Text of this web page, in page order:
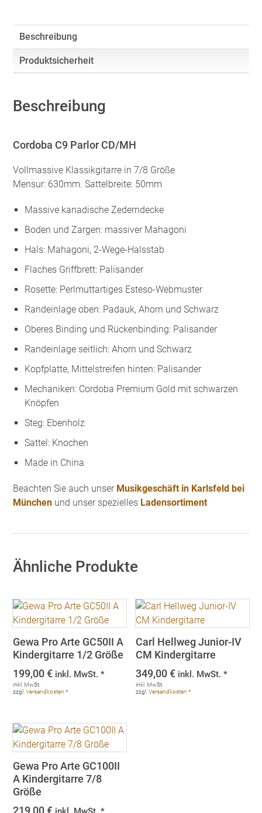
Beschreibung
Produktsicherheit
Beschreibung
Cordoba C9 Parlor CD/MH
Vollmassive Klassikgitarre in 7/8 Größe
Mensur: 630mm. Sattelbreite: 50mm
Massive kanadische Zederndecke
Boden und Zargen: massiver Mahagoni
Hals: Mahagoni, 2-Wege-Halsstab
Flaches Griffbrett: Palisander
Rosette: Perlmuttartiges Esteso-Webmuster
Randeinlage oben: Padauk, Ahorn und Schwarz
Oberes Binding und Rückenbinding: Palisander
Randeinlage seitlich: Ahorn und Schwarz
Kopfplatte, Mittelstreifen hinten: Palisander
Mechaniken: Cordoba Premium Gold mit schwarzen
Knöpfen
Steg: Ebenholz
Sattel: Knochen
Made in China
Beachten Sie auch unser Musikgeschäft in Karlsfeld bei
München und unser spezielles Ladensortiment
Ähnliche Produkte
Gewa Pro Arte GC50II A
Kindergitarre 1/2 Größe
199,00€ inkl. MwSt. *
inkl. MwSt.
zzgl.Versandkosten *
Carl Hellweg Junior-IV
CM Kindergitarre
349,00€ inkl. MwSt. *
inkl. MwSt.
zzgl.Versandkosten *
Gewa Pro Arte GC100II
A Kindergitarre 7/8
Größe
219,00€